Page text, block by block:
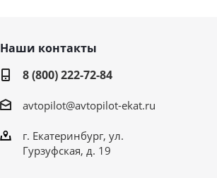
Наши контакты
8 (800) 222-72-84
avtopilot@avtopilot-ekat.ru
г. Екатеринбург, ул.
Гурзуфская, д. 19